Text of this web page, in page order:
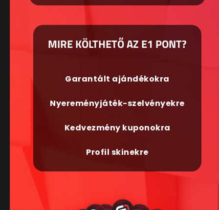
MIRE KÖLTHETŐ AZ E1 PONT?
Garantált ajándékokra
Nyereményjáték-szelvényekre
Kedvezmény kuponokra
Profil skinekre